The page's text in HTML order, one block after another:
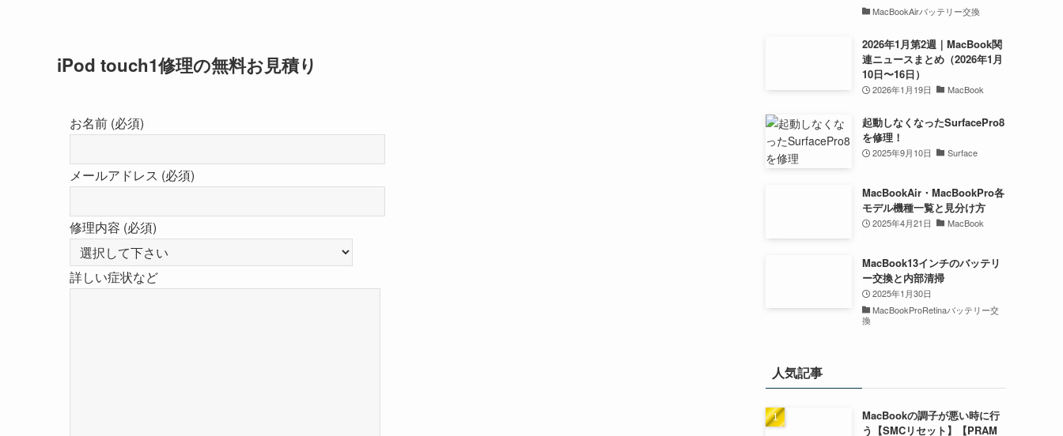
iPod touch1修理の無料お見積り
お名前 (必須)
メールアドレス (必須)
修理内容 (必須)
詳しい症状など
MacBookAirバッテリー交換
2026年1月第2週｜MacBook関
連ニュースまとめ（2026年1月
10日〜16日）
2026年1月19日 MacBook
起動しなくなったSurfacePro8
を修理！
2025年9月10日 Surface
MacBookAir・MacBookPro各
モデル機種一覧と見分け方
2025年4月21日 MacBook
MacBook13インチのバッテリ
ー交換と内部清掃
2025年1月30日
MacBookProRetinaバッテリー交
換
人気記事
MacBookの調子が悪い時に行
う【SMCリセット】【PRAM